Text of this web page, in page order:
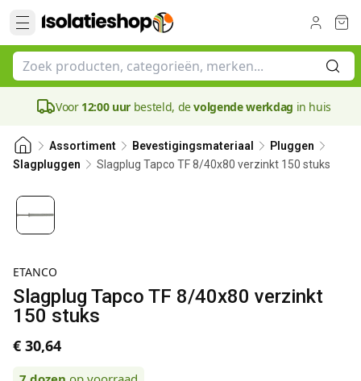
Voor 12:00 uur besteld, devolgende werkdag in huis
Assortiment Bevestigingsmateriaal
Pluggen
Slagpluggen
Slagplug Tapco TF 8/40x80 verzinkt 150 stuks
ETANCO
Slagplug Tapco TF 8/40x80 verzinkt
150 stuks
€ 30,64